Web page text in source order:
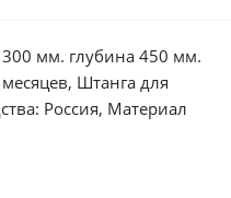
мм. глубина 450 мм.
Штанга для
Россия, Материал
нет, Количество